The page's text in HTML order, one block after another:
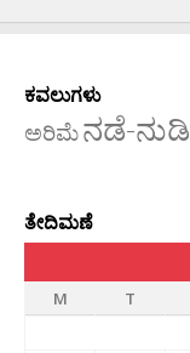
ಕವಲುಗಳು
ಅರಿಮೆನಡೆ-ನುಡಿ
ತೇದಿಮಣೆ
M
T